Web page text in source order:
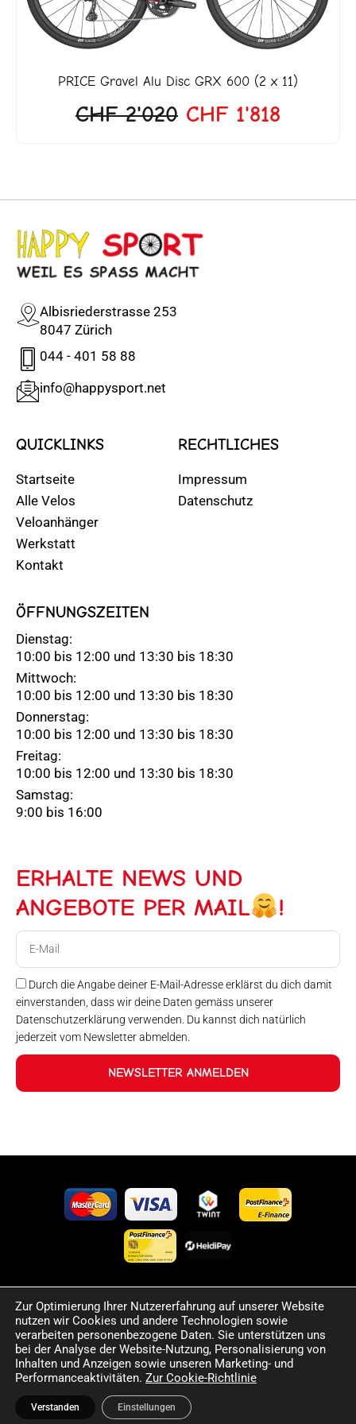
PRICE Gravel Alu Disc GRX 600 (2 x 11)
CHF2'020 CHF 1'818
Albisriederstrasse 253
8047 Zürich
044 - 401 58 88
info@happysport.net
QUICKLINKS
Startseite
Alle Velos
Veloanhänger
Werkstatt
Kontakt
RECHTLICHES
Impressum
Datenschutz
ÖFFNUNGSZEITEN
Dienstag:
10:00 bis 12:00 und 13:30 bis 18:30
Mittwoch:
10:00 bis 12:00 und 13:30 bis 18:30
Donnerstag:
10:00 bis 12:00 und 13:30 bis 18:30
Freitag:
10:00 bis 12:00 und 13:30 bis 18:30
Samstag:
9:00 bis 16:00
ERHALTE NEWS UND
ANGEBOTE PER MAIL
!
Durch die Angabe deiner E-Mail-Adresse erklärst du dich damit
einverstanden, dass wir deine Daten gemäss unserer
Datenschutzerklärung verwenden. Du kannst dich natürlich
jederzeit vom Newsletter abmelden.
NEWSLETTER ANMELDEN
©2024 Happy Sport. Alle auf dieser Website angegebenen
Preise und Informationen sind unverbindlich und können
Fehler sowie Irrtümer enthalten. Wir behalten uns das Recht
vor, jederzeit Änderungen vorzunehmen. Für die Richtigkeit
und Aktualität der bereitgestellten Informationen
übernehmen wir keine Haftung.
Zur Optimierung Ihrer Nutzererfahrung auf unserer Website
nutzen wir Cookies und andere Technologien sowie
verarbeiten personenbezogene Daten. Sie unterstützen uns
bei der Analyse der Website-Nutzung, Personalisierung von
Inhalten und Anzeigen sowie unseren Marketing- und
Performanceaktivitäten. Zur Cookie-Richtlinie
Verstanden Einstellungen